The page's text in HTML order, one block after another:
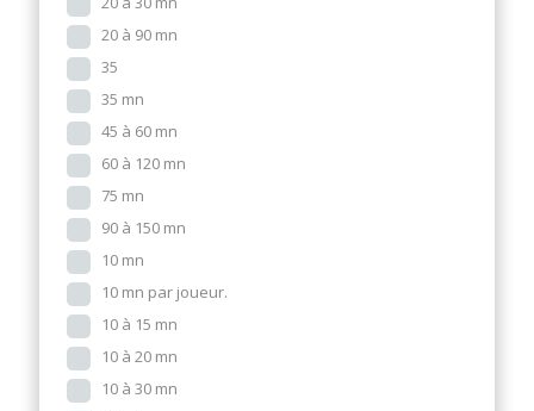
20 à 90 mn
35
35 mn
45 à 60 mn
60 à 120 mn
75 mn
90 à 150 mn
10 mn
10 mn par joueur.
10 à 15 mn
10 à 20 mn
10 à 30 mn